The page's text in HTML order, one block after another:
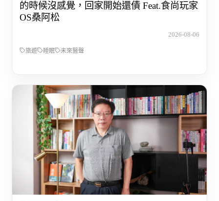
的時候沒感覺，回家開始還債 Feat.食尚玩家
OS桑阿松
2026-08-06
旅遊 睡眠 未來醫聲